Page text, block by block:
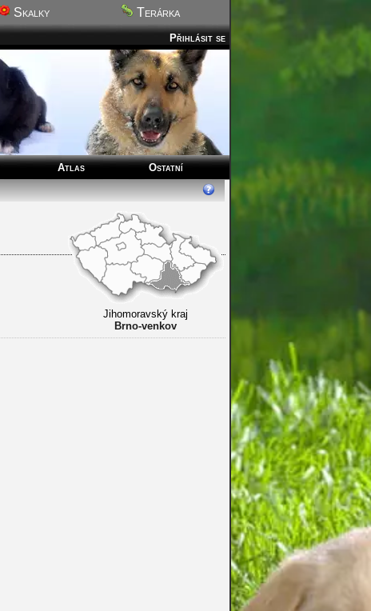
Skalky Terárka
Přihlásit se
Atlas
Ostatní
Jihomoravský kraj
Brno-venkov